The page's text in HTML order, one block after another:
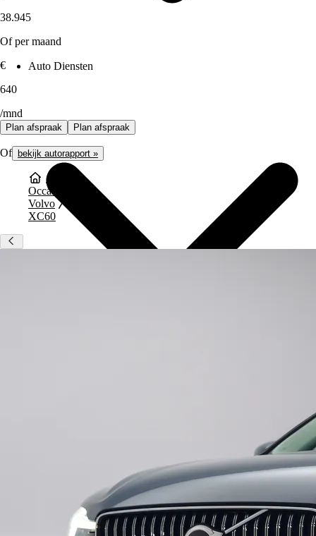
Auto Diensten
38.945
Of per maand
€
640
/mnd
Plan afspraak Plan afspraak
Of bekijk autorapport »
Occasions
Volvo
XC60